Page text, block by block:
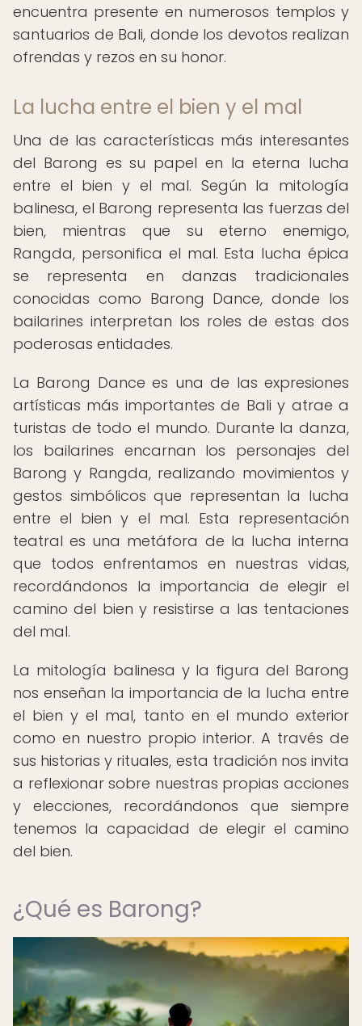
encuentra presente en numerosos templos y
santuarios de Bali, donde los devotos realizan
ofrendas y rezos en su honor.
La lucha entre el bien y el mal
Una de las características más interesantes
del Barong es su papel en la eterna lucha
entre el bien y el mal. Según la mitología
balinesa, el Barong representa las fuerzas del
bien, mientras que su eterno enemigo,
Rangda, personifica el mal. Esta lucha épica
se representa en danzas tradicionales
conocidas como Barong Dance, donde los
bailarines interpretan los roles de estas dos
poderosas entidades.
La Barong Dance es una de las expresiones
artísticas más importantes de Bali y atrae a
turistas de todo el mundo. Durante la danza,
los bailarines encarnan los personajes del
Barong y Rangda, realizando movimientos y
gestos simbólicos que representan la lucha
entre el bien y el mal. Esta representación
teatral es una metáfora de la lucha interna
que todos enfrentamos en nuestras vidas,
recordándonos la importancia de elegir el
camino del bien y resistirse a las tentaciones
del mal.
La mitología balinesa y la figura del Barong
nos enseñan la importancia de la lucha entre
el bien y el mal, tanto en el mundo exterior
como en nuestro propio interior. A través de
sus historias y rituales, esta tradición nos invita
a reflexionar sobre nuestras propias acciones
y elecciones, recordándonos que siempre
tenemos la capacidad de elegir el camino
del bien.
¿Qué es Barong?